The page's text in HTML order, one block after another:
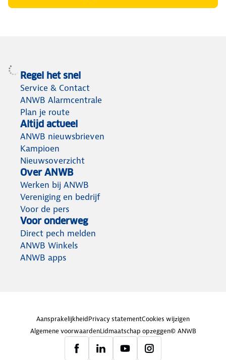
Regel het snel
Service & Contact
ANWB Alarmcentrale
Plan je route
Altijd actueel
ANWB nieuwsbrieven
Kampioen
Nieuwsoverzicht
Over ANWB
Werken bij ANWB
Vereniging en bedrijf
Voor de pers
Voor onderweg
Direct pech melden
ANWB Winkels
ANWB apps
AansprakelijkheidPrivacy statementCookies wijzigen
Algemene voorwaardenLidmaatschap opzeggen© ANWB